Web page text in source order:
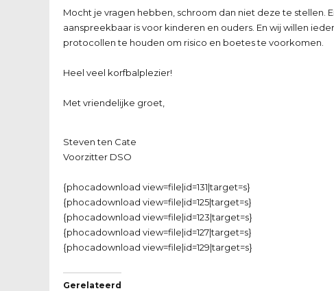
Mocht je vragen hebben, schroom dan niet deze te stellen.
aanspreekbaar is voor kinderen en ouders. En wij willen
protocollen te houden om risico en boetes te voorkomen.
Heel veel korfbalplezier!
Met vriendelijke groet,
Steven ten Cate
Voorzitter DSO
{phocadownload view=file|id=131|target=s}
{phocadownload view=file|id=125|target=s}
{phocadownload view=file|id=123|target=s}
{phocadownload view=file|id=127|target=s}
{phocadownload view=file|id=129|target=s}
Gerelateerd